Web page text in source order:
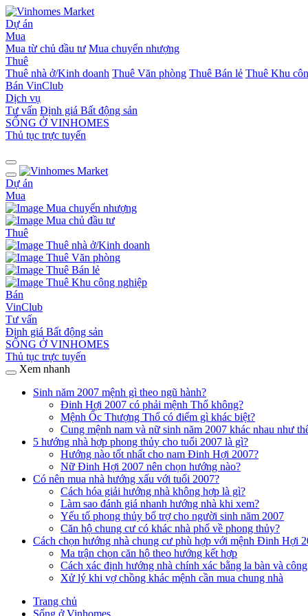
Dự án
Mua
Mua từ chủ đầu tư Mua chuyển nhượng
Thuê
Thuê nhà ở/Kinh doanh Thuê Văn phòng Thuê Bán lẻ Thuê Khu
Bán VinClub
Dịch vụ
Tư vấn Định giá Bất động sản
SỐNG Ở VINHOMES
Thủ tục trực tuyến
Dự án
Mua
Mua chuyển nhượng
Mua chủ đầu tư
Thuê
Thuê nhà ở/Kinh doanh
Thuê Văn phòng
Thuê Bán lẻ
Thuê Khu công nghiệp
Bán
VinClub
Tư vấn
Định giá Bất động sản
SỐNG Ở VINHOMES
Thủ tục trực tuyến
Xem nhanh
Sinh năm 2007 mệnh gì theo ngũ hành?
Đinh Hợi 2007 có phải mệnh Thổ không?
Mệnh Ốc Thượng Thổ có điểm gì khác biệt?
Cung mệnh nam và nữ sinh năm 2007 khác nhau như
5 hướng nhà hợp phong thủy cho tuổi 2007 là gì?
Hướng nào tốt nhất cho nam Đinh Hợi 2007?
Nữ Đinh Hợi 2007 nên chọn hướng nào?
Có nên mua nhà hướng xấu với tuổi 2007?
Cách hóa giải hướng nhà không hợp là gì?
Làm sao đánh giá nhanh hướng nhà khi xem?
Yếu tố phong thủy bổ trợ cho người sinh năm 2007
Căn hộ chung cư có khác nhà phố về phong thủy?
Cách chọn hướng nhà chung cư phù hợp với mệnh Đinh Hợi
Ma trận chọn căn hộ theo hướng kết hợp
Cách xác định hướng nhà chính xác bằng la bàn và
Xử lý khi vợ chồng khác mệnh cần mua chung nhà
Trang chủ
Sống ở Vinhomes